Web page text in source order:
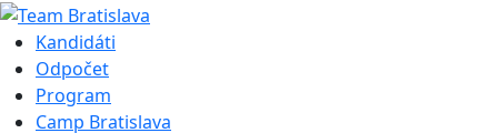
Kandidáti
Odpočet
Program
Camp Bratislava